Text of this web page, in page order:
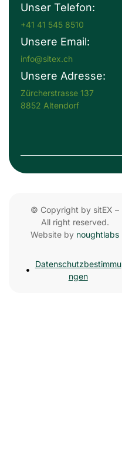
Unser Telefon:
+41 41 545 8510
Unsere Email:
info@sitex.ch
Unsere Adresse:
Zürcherstrasse 137
8852 Altendorf
© Copyright by sitEX –
All right reserved.
Website by noughtlabs
Datenschutzbestimmu
ngen